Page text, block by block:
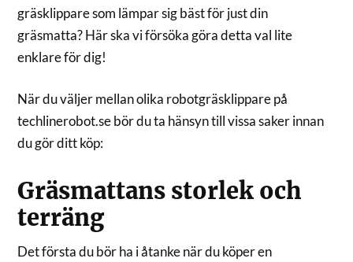
gräsklippare som lämpar sig bäst för just din
gräsmatta? Här ska vi försöka göra detta val lite
enklare för dig!
När du väljer mellan olika robotgräsklippare på
techlinerobot.se bör du ta hänsyn till vissa saker innan
du gör ditt köp:
Gräsmattans storlek och
terräng
Det första du bör ha i åtanke när du köper en